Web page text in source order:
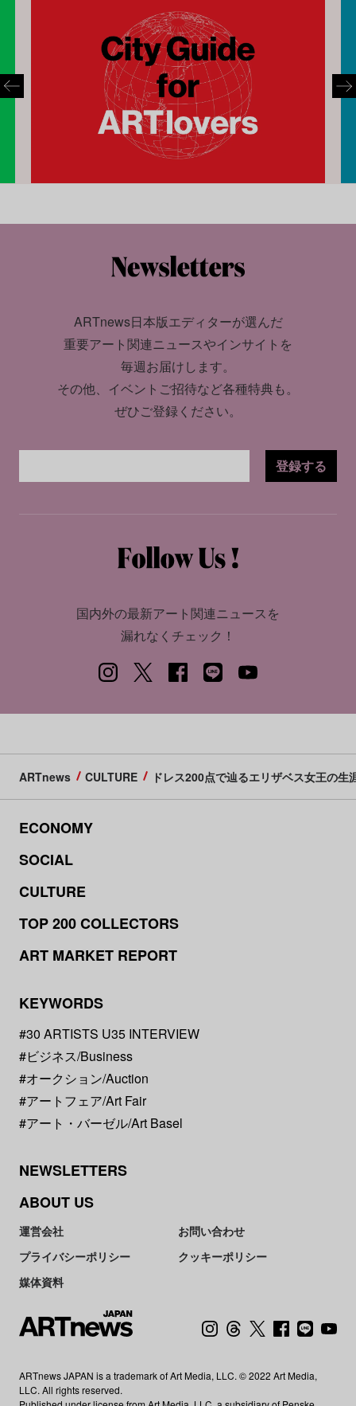
ARTnews日本版エディターが選んだ
重要アート関連ニュースやインサイトを
毎週お届けします。
その他、イベントご招待など各種特典も。
ぜひご登録ください。
登録する
国内外の最新アート関連ニュースを
漏れなくチェック！
ARTnews CULTURE ドレス200点で辿るエリザベス女王の
ECONOMY
SOCIAL
CULTURE
TOP 200 COLLECTORS
ART MARKET REPORT
KEYWORDS
#30 ARTISTS U35 INTERVIEW
#ビジネス/Business
#オークション/Auction
#アートフェア/Art Fair
#アート・バーゼル/Art Basel
NEWSLETTERS
ABOUT US
運営会社
お問い合わせ
プライバシーポリシー
クッキーポリシー
媒体資料
ARTnews JAPAN is a trademark of Art Media, LLC. © 2022 Art Media,
LLC. All rights reserved.